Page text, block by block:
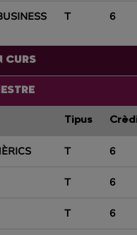
T 6
CURS
Tipus
T 6
T 6
T 6